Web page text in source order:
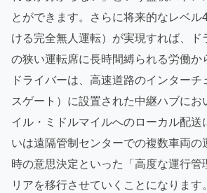
とができます。さらに将来的なレベル
ける完全無人運転）が実現すれば、ド
の狭い運転席に長時間縛られる労働か
ドライバーは、高速道路のインター
スゲート）に設置された中継ハブにお
イル・ミドルマイルへのローカル配送
いは遠隔管制センターでの複数車両の
時の意思決定といった「高度な運行管
リアを移行させていくことになります。